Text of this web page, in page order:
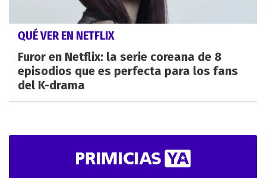
QUÉ VER EN NETFLIX
Furor en Netflix: la serie coreana de 8
episodios que es perfecta para los fans
del K-drama